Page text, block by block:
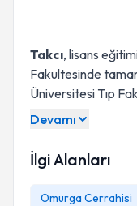
Yrd.
Takcı, lisans
Fakultesinde
Üniversitesi Tıp
Devamı
İlgi Alanları
Omurga Cerrahisi